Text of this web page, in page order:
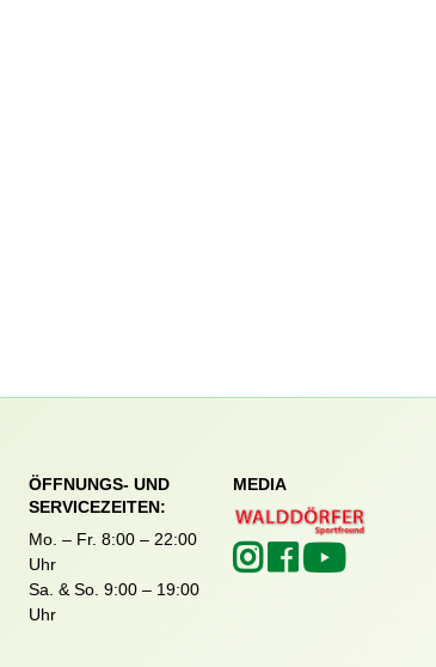
ÖFFNUNGS- UND
SERVICEZEITEN:
Mo. – Fr. 8:00 – 22:00
Uhr
Sa. & So. 9:00 – 19:00
Uhr
MEDIA